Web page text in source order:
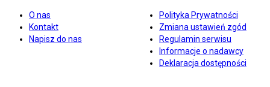
O nas
Kontakt
Napisz do nas
Polityka Prywatności
Zmiana ustawień zgód
Regulamin serwisu
Informacje o nadawcy
Deklaracja dostępności